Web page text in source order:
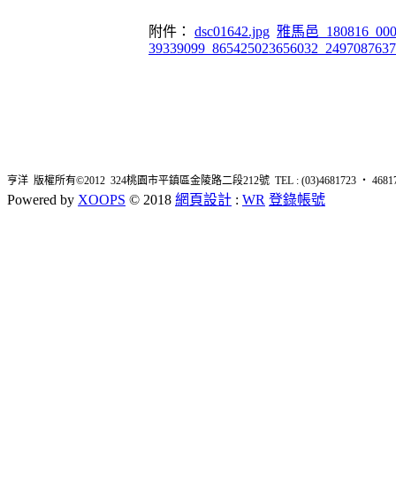
附件： dsc01642.jpg 雅馬邑
亨洋 版權所有©2012 324桃園市平鎮區金陵路二段212號 TEL : (03)4681723 ‧
Powered by XOOPS © 2018 網頁設計 : WR 登錄帳號